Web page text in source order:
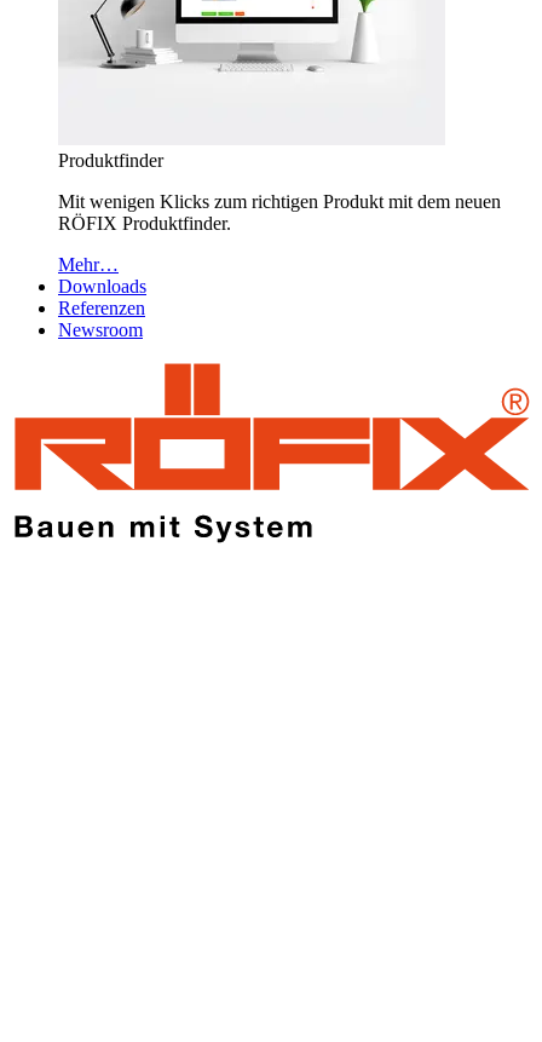
Produktfinder
Mit wenigen Klicks zum richtigen Produkt mit dem neuen
RÖFIX Produktfinder.
Mehr…
Downloads
Referenzen
Newsroom